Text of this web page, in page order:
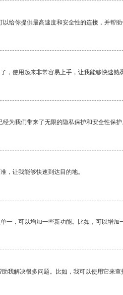
给你提供最高速度和安全性的连接，并帮助
，使用起来非常容易上手，让我能够快速熟
为我们带来了无限的隐私保护和安全性保护
，让我能够快速到达目的地。
一，可以增加一些新功能。比如，可以增
我解决很多问题。比如，我可以使用它来查